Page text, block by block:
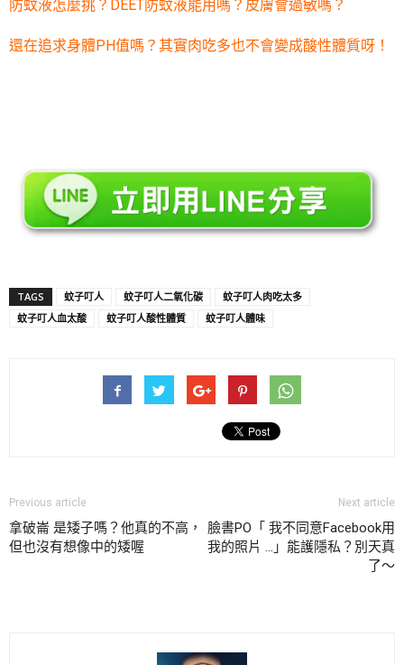
防蚊液怎麼挑？DEET防蚊液能用嗎？皮膚會過敏嗎？
還在追求身體PH值嗎？其實肉吃多也不會變成酸性體質呀！
TAGS 蚊子叮人 蚊子叮人二氧化碳
蚊子叮人肉吃太多
蚊子叮人血太酸
蚊子叮人酸性體質 蚊子叮人體味
Previous article
拿破崙 是矮子嗎？他真的不高，
但也沒有想像中的矮喔
Next article
臉書PO「 我不同意Facebook用
我的照片 …」能護隱私？別天真
了～